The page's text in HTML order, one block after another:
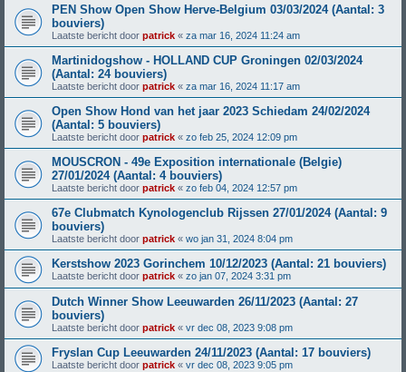
PEN Show Open Show Herve-Belgium 03/03/2024 (Aantal: 3
bouviers)
Laatste bericht door patrick « za mar 16, 2024 11:24 am
Martinidogshow - HOLLAND CUP Groningen 02/03/2024
(Aantal: 24 bouviers)
Laatste bericht door patrick « za mar 16, 2024 11:17 am
Open Show Hond van het jaar 2023 Schiedam 24/02/2024
(Aantal: 5 bouviers)
Laatste bericht door patrick « zo feb 25, 2024 12:09 pm
MOUSCRON - 49e Exposition internationale (Belgie)
27/01/2024 (Aantal: 4 bouviers)
Laatste bericht door patrick « zo feb 04, 2024 12:57 pm
67e Clubmatch Kynologenclub Rijssen 27/01/2024 (Aantal: 9
bouviers)
Laatste bericht door patrick « wo jan 31, 2024 8:04 pm
Kerstshow 2023 Gorinchem 10/12/2023 (Aantal: 21 bouviers)
Laatste bericht door patrick « zo jan 07, 2024 3:31 pm
Dutch Winner Show Leeuwarden 26/11/2023 (Aantal: 27
bouviers)
Laatste bericht door patrick « vr dec 08, 2023 9:08 pm
Fryslan Cup Leeuwarden 24/11/2023 (Aantal: 17 bouviers)
Laatste bericht door patrick « vr dec 08, 2023 9:05 pm